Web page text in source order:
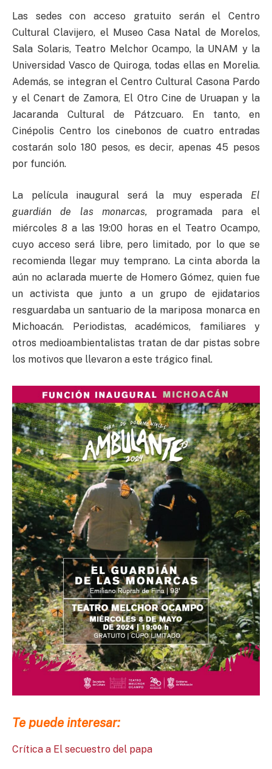
Las sedes con acceso gratuito serán el Centro
Cultural Clavijero, el Museo Casa Natal de Morelos,
Sala Solaris, Teatro Melchor Ocampo, la UNAM y la
Universidad Vasco de Quiroga, todas ellas en Morelia.
Además, se integran el Centro Cultural Casona Pardo
y el Cenart de Zamora, El Otro Cine de Uruapan y la
Jacaranda Cultural de Pátzcuaro. En tanto, en
Cinépolis Centro los cinebonos de cuatro entradas
costarán solo 180 pesos, es decir, apenas 45 pesos
por función.
La película inaugural será la muy esperada El
guardián de las monarcas, programada para el
miércoles 8 a las 19:00 horas en el Teatro Ocampo,
cuyo acceso será libre, pero limitado, por lo que se
recomienda llegar muy temprano. La cinta aborda la
aún no aclarada muerte de Homero Gómez, quien fue
un activista que junto a un grupo de ejidatarios
resguardaba un santuario de la mariposa monarca en
Michoacán. Periodistas, académicos, familiares y
otros medioambientalistas tratan de dar pistas sobre
los motivos que llevaron a este trágico final.
Te puede interesar:
Crítica a El secuestro del papa